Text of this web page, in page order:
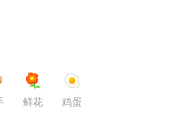
鲜花 鸡蛋